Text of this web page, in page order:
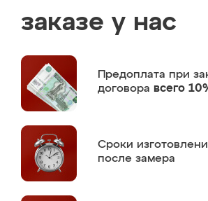
заказе у нас
Предоплата при
договора всего
Сроки
после замера